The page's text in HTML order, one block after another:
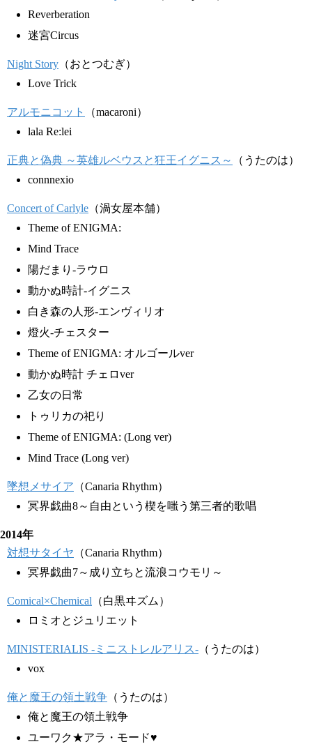
Reverberation
迷宮Circus
Night Story （おとつむぎ）
Love Trick
アルモニコット
（macaroni）
lala Re:lei
正典と偽典 ～英雄ルベウスと狂王イグニス～
（うたのは）
connnexio
Concert of Carlyle （渦女屋本舗）
Theme of ENIGMA:
Mind Trace
陽だまり-ラウロ
動かぬ時計-イグニス
白き森の人形-エンヴィリオ
燈火-チェスター
Theme of ENIGMA: オルゴールver
動かぬ時計 チェロver
乙女の日常
トゥリカの祀り
Theme of ENIGMA: (Long ver)
Mind Trace (Long ver)
墜想メサイア （Canaria Rhythm）
冥界戯曲8～自由という楔を嗤う第三者的歌唱
2014年
対想サタイヤ （Canaria Rhythm）
冥界戯曲7～成り立ちと流浪コウモリ～
Comical×Chemical （白黒ヰズム）
ロミオとジュリエット
MINISTERIALIS -ミニストレルアリス- （うたのは）
vox
俺と魔王の領土戦争 （うたのは）
俺と魔王の領土戦争
ユーワク★アラ・モード♥